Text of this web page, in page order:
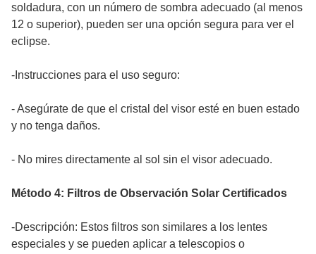
soldadura, con un número de sombra adecuado (al menos
12 o superior), pueden ser una opción segura para ver el
eclipse.
-Instrucciones para el uso seguro:
- Asegúrate de que el cristal del visor esté en buen estado
y no tenga daños.
- No mires directamente al sol sin el visor adecuado.
Método 4: Filtros de Observación Solar Certificados
-Descripción: Estos filtros son similares a los lentes
especiales y se pueden aplicar a telescopios o